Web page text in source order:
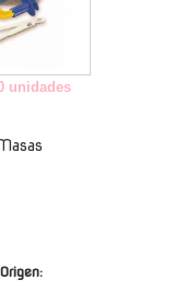
unidades
Origen: